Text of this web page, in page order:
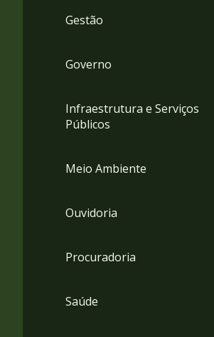
Gestão
Governo
Infraestrutura e Serviços
Públicos
Meio Ambiente
Ouvidoria
Procuradoria
Saúde